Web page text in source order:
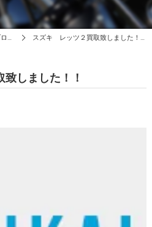
グ スズキ レッツ２買取致しました！！
しました！！